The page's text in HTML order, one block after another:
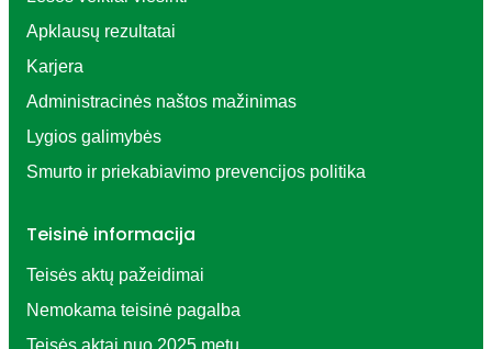
Apklausų rezultatai
Karjera
Administracinės naštos mažinimas
Lygios galimybės
Smurto ir priekabiavimo prevencijos politika
Teisinė informacija
Teisės aktų pažeidimai
Nemokama teisinė pagalba
Teisės aktai nuo 2025 metų